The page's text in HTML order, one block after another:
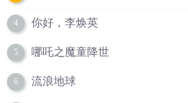
4 你好，李焕英
5 哪吒之魔童降世
6 流浪地球